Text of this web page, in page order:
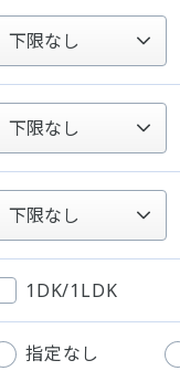
1DK/1LDK
指定なし